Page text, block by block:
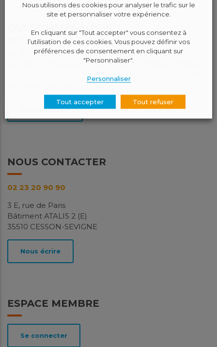
ESPACE MEMBRE
Se connecter
QUI SOMMES-NOUS ?
Air Breizh, association de type loi de 1901 à but non
lucratif, est l’organisme agréé par le ministère chargé
de l’Environnement pour la surveillance de la qualité
En savoir plus
NOUS CONTACTER
02 23 20 90 90
3 E, rue de Paris
Bâtiment ATALIS 2 (E)
35510 CESSON-SEVIGNE
Nous écrire
Nous utilisons des cookies pour analyser le trafic sur le
site et personnaliser votre expérience.
En cliquant sur "Tout accepter" vous consentez à
l’utilisation de ces cookies. Vous pouvez définir vos
préférences de consentement en cliquant sur
"Personnaliser".
Personnaliser
Tout accepter Tout refuser